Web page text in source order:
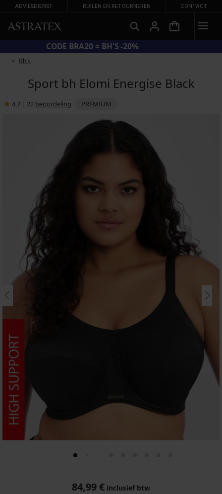
ADVIESDIENST RUILEN EN RETOURNEREN CONTACT
CODE BRA20 = BH'S -20%
Bh's
Sport bh Elomi Energise Black
4,7 22 beoordeling PREMIUM
84,99 € inclusief btw